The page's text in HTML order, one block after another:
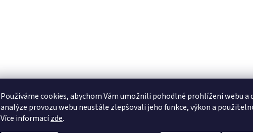
Používáme cookies, abychom Vám umožnili pohodlné prohlížení webu a
analýze provozu webu neustále zlepšovali jeho funkce, výkon a
Více informacízde.